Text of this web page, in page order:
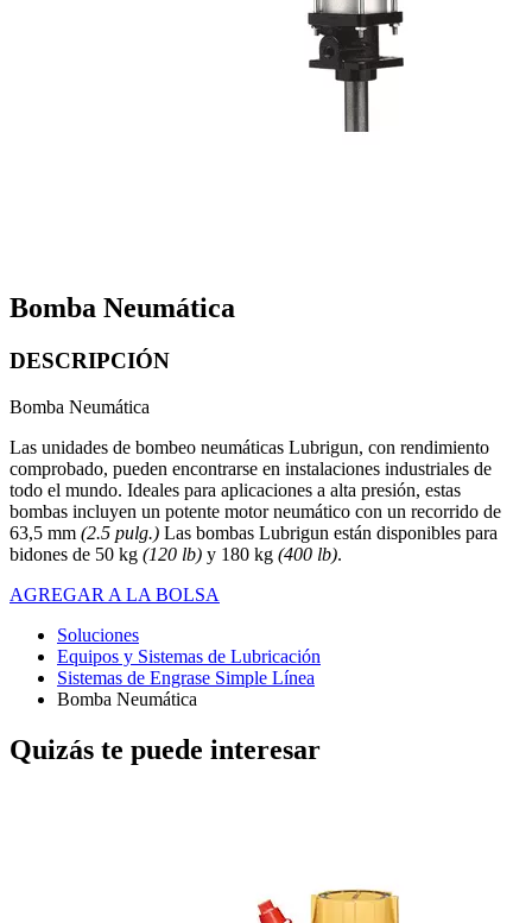
Bomba Neumática
DESCRIPCIÓN
Bomba Neumática
Las unidades de bombeo neumáticas Lubrigun, con rendimiento
comprobado, pueden encontrarse en instalaciones industriales de
todo el mundo. Ideales para aplicaciones a alta presión, estas
bombas incluyen un potente motor neumático con un recorrido de
63,5 mm (2.5 pulg.) Las bombas Lubrigun están disponibles para
bidones de 50 kg (120 lb) y 180 kg (400 lb).
AGREGAR A LA BOLSA
Soluciones
Equipos y Sistemas de Lubricación
Sistemas de Engrase Simple Línea
Bomba Neumática
Quizás te puede interesar